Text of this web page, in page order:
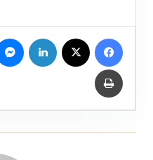
فيسبوك لينكدإن
طباعة